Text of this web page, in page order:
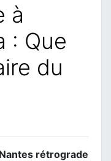
à
: Que
du
rétrograde